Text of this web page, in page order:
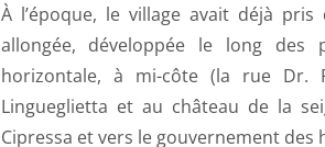
À l’époque, le village avait déjà
allongée, développée le long des
horizontale, à mi-côte (la rue Dr.
Lingueglietta et au château de la
Cipressa et vers le gouvernement